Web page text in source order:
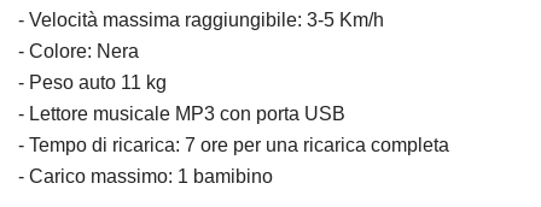
- Velocità massima raggiungibile: 3-5 Km/h
- Colore: Nera
- Peso auto 11 kg
- Lettore musicale MP3 con porta USB
- Tempo di ricarica: 7 ore per una ricarica completa
- Carico massimo: 1 bamibino